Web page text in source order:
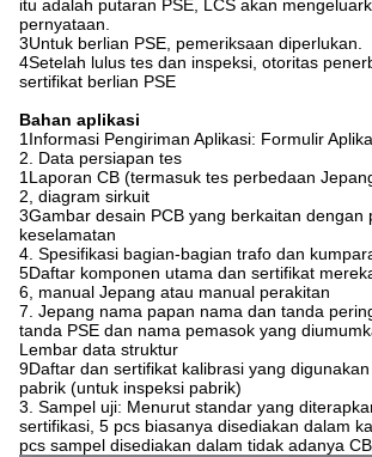
itu adalah putaran PSE, LCS akan
pernyataan.
3Untuk berlian PSE, pemeriksaan diperlukan.
4Setelah lulus tes dan inspeksi, otoritas
sertifikat berlian PSE
Bahan aplikasi
1Informasi Pengiriman Aplikasi: Formulir
2. Data persiapan tes
1Laporan CB (termasuk tes perbedaan
2, diagram sirkuit
3Gambar desain PCB yang berkaitan dengan
keselamatan
4. Spesifikasi bagian-bagian trafo dan
5Daftar komponen utama dan sertifikat
6, manual Jepang atau manual perakitan
7. Jepang nama papan nama dan tanda
tanda PSE dan nama pemasok yang
Lembar data struktur
9Daftar dan sertifikat kalibrasi yang
pabrik (untuk inspeksi pabrik)
3. Sampel uji: Menurut standar yang
sertifikasi, 5 pcs biasanya disediakan dalam
pcs sampel disediakan dalam tidak adanya